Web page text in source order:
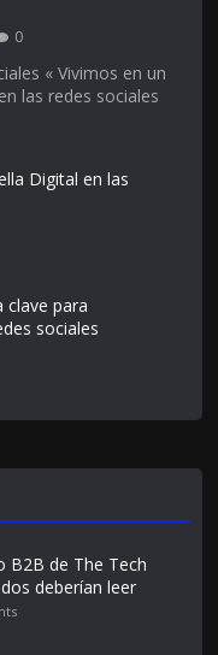
0
« Vivimos en un
las redes sociales
Digital en las
clave para
sociales
B2B de The Tech
deberían leer